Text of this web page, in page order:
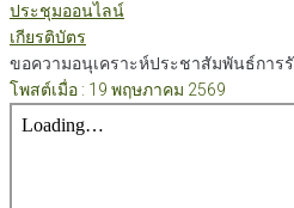
ประชุมออนไลน์
เกียรติบัตร
ขอความอนุเคราะห์ประชาสัมพันธ์กา
โพสต์เมื่อ : 19 พฤษภาคม 2569